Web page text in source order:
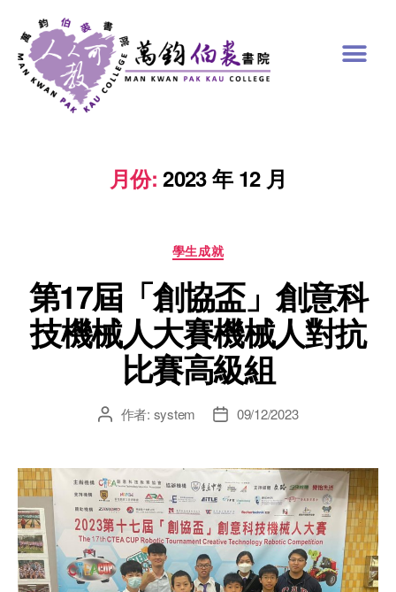
月份: 2023 年 12 月
學生成就
第17屆「創協盃」創意科
技機械人大賽機械人對抗
比賽高級組
作者: system 09/12/2023